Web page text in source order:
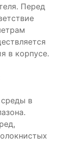
Перед
в корпусе.
в